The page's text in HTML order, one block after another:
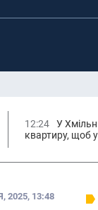
12:24
У
квартиру, щоб
2025, 13:48